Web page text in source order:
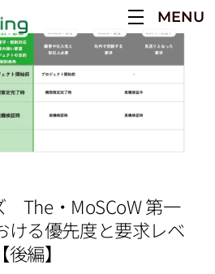
MENU
The・MoSCoW 第一
ける優先度と要求レベ
編】